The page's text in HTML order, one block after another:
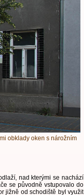
obklady oken s nárožním
nad kterými se nachází
se původně vstupovalo do
jižně od schodiště byl využit